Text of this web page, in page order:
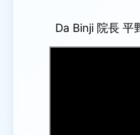
Da Binji 院長 平